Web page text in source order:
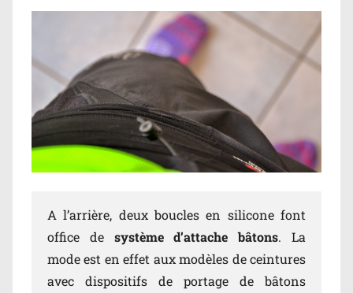
A l’arrière, deux boucles en silicone font
office de système d’attache bâtons. La
mode est en effet aux modèles de ceintures
avec dispositifs de portage de bâtons